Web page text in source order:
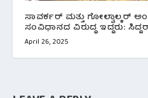
ಸಾವರ್ಕರ್ ಮತ್ತು ಗೋಲ್ವಾಲ್ಕರ್
ಸಂವಿಧಾನದ ವಿರುದ್ಧ ಇದ್ದರು:
April 26, 2025